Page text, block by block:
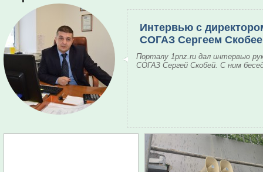
Интервью с
СОГАЗ Сергеем
Порталу 1pnz.ru дал интервью
СОГАЗ Сергей Скобей. С ним